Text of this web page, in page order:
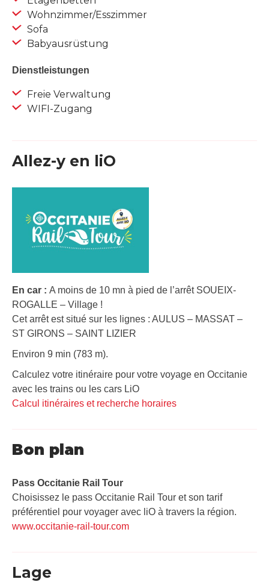
Wohnzimmer/Esszimmer
Sofa
Babyausrüstung
Dienstleistungen
Freie Verwaltung
WIFI-Zugang
Allez-y en liO
En car : A moins de 10 mn à pied de l’arrêt SOUEIX-
ROGALLE – Village !
Cet arrêt est situé sur les lignes : AULUS – MASSAT –
ST GIRONS – SAINT LIZIER
Environ 9 min (783 m).
Calculez votre itinéraire pour votre voyage en Occitanie
avec les trains ou les cars LiO
Calcul itinéraires et recherche horaires
Bon plan
Pass Occitanie Rail Tour​
Choisissez le pass Occitanie Rail Tour et son tarif
préférentiel pour voyager avec liO à travers la région.
www.occitanie-rail-tour.com
Lage